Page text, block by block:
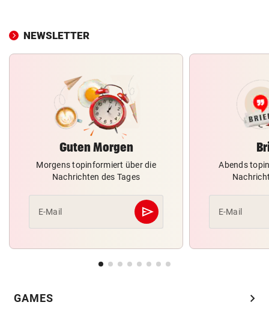
NEWSLETTER
Guten Morgen
Morgens topinformiert über die
Nachrichten des Tages
E-Mail send
Abschicken
Abends
E-Mail
GAMES chevron_right